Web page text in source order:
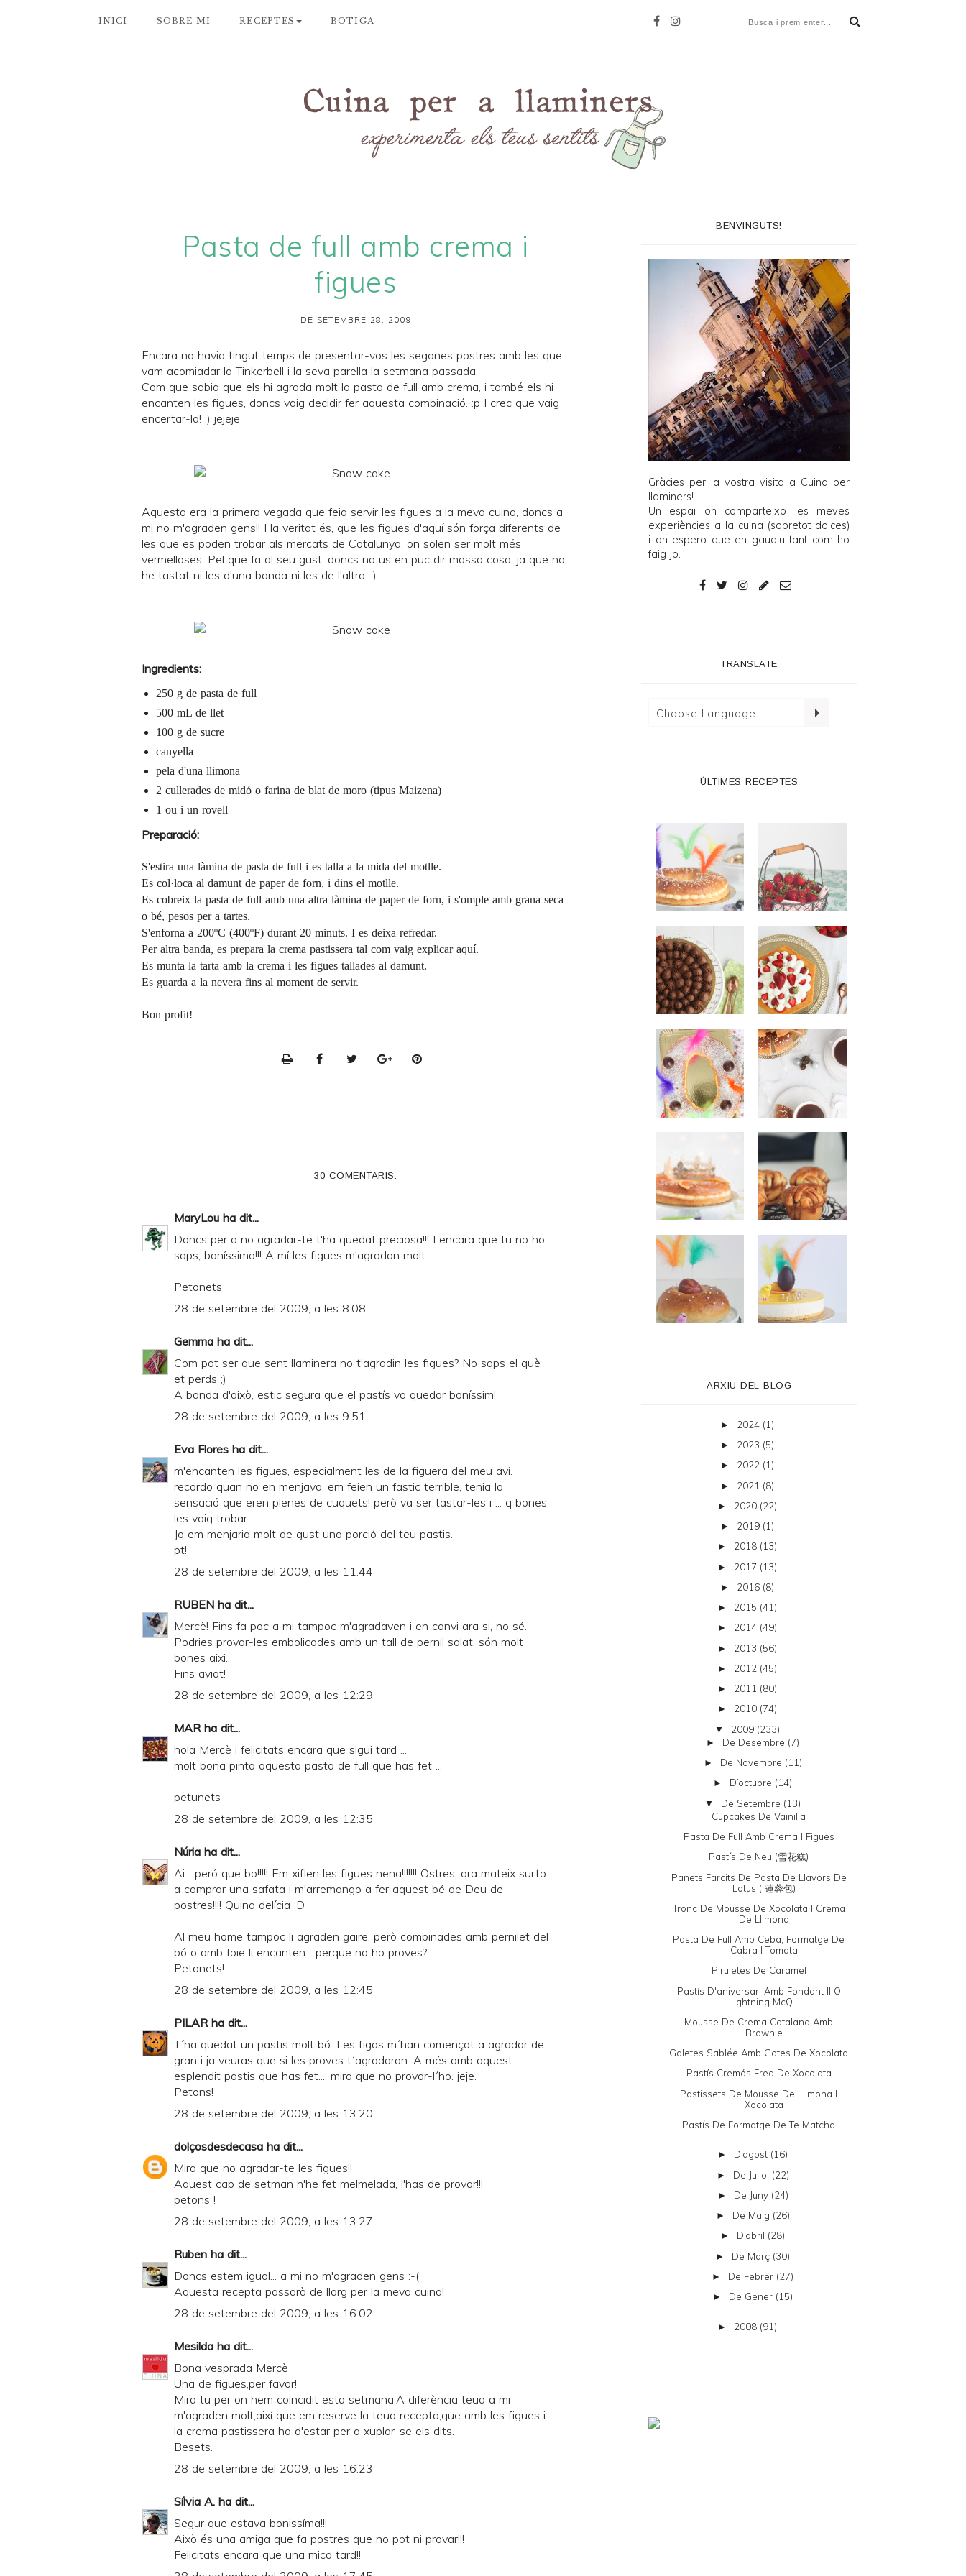
INICI SOBRE MI RECEPTES BOTIGA
Pasta de full amb crema i
figues
DE SETEMBRE 28, 2009
Encara no havia tingut temps de presentar-vos les segones postres amb les que
vam acomiadar laTinkerbell i la seva parella la setmana passada.
Com que sabia que els hi agrada molt la pasta de full amb crema, i també els hi
encanten les figues, doncs vaig decidir fer aquesta combinació. :p I crec que vaig
encertar-la! ;) jejeje
Aquesta era la primera vegada que feia servir les figues a la meva cuina, doncs a
mi no m'agraden gens!! I la veritat és, que les figues d'aquí són força diferents de
les que es poden trobar als mercats de Catalunya, on solen ser molt més
vermelloses. Pel que fa al seu gust, doncs no us en puc dir massa cosa, ja que no
he tastat ni les d'una banda ni les de l'altra. ;)
Ingredients:
250 g de pasta de full
500 mL de llet
100 g de sucre
canyella
pela d'una llimona
2 cullerades de midó o farina de blat de moro (tipus Maizena)
1 ou i un rovell
Preparació:
S'estira una làmina de pasta de full i es talla a la mida del motlle.
Es col·loca al damunt de paper de forn, i dins el motlle.
Es cobreix la pasta de full amb una altra làmina de paper de forn, i s'omple amb grana seca
o bé, pesos per a tartes.
S'enforna a 200ºC (400ºF) durant 20 minuts. I es deixa refredar.
Per altra banda, es prepara la crema pastissera tal com vaig explicar aquí.
Es munta la tarta amb la crema i les figues tallades al damunt.
Es guarda a la nevera fins al moment de servir.
Bon profit!
i
d
y
n
d
D
F
30 COMENTARIS:
MaryLou ha dit...
Doncs per a no agradar-te t'ha quedat preciosa!!! I encara que tu no ho
saps, boníssima!!! A mí les figues m'agradan molt.
Petonets
28 de setembre del 2009, a les 8:08
Gemma ha dit...
Com pot ser que sent llaminera no t'agradin les figues? No saps el què
et perds ;)
A banda d'això, estic segura que el pastís va quedar boníssim!
28 de setembre del 2009, a les 9:51
Eva Flores ha dit...
m'encanten les figues, especialment les de la figuera del meu avi.
recordo quan no en menjava, em feien un fastic terrible, tenia la
sensació que eren plenes de cuquets! però va ser tastar-les i ... q bones
les vaig trobar.
Jo em menjaria molt de gust una porció del teu pastis.
pt!
28 de setembre del 2009, a les 11:44
RUBEN ha dit...
Mercè! Fins fa poc a mi tampoc m'agradaven i en canvi ara si, no sé.
Podries provar-les embolicades amb un tall de pernil salat, són molt
bones aixi...
Fins aviat!
28 de setembre del 2009, a les 12:29
MARha dit...
hola Mercè i felicitats encara que sigui tard ...
molt bona pinta aquesta pasta de full que has fet ...
petunets
28 de setembre del 2009, a les 12:35
Núria ha dit...
Ai... peró que bo!!!!! Em xiflen les figues nena!!!!!!! Ostres, ara mateix surto
a comprar una safata i m'arremango a fer aquest bé de Deu de
postres!!!! Quina delícia :D
Al meu home tampoc li agraden gaire, però combinades amb pernilet del
bó o amb foie li encanten... perque no ho proves?
Petonets!
28 de setembre del 2009, a les 12:45
PILARha dit...
T´ha quedat un pastis molt bó. Les figas m´han començat a agradar de
gran i ja veuras que si les proves t´agradaran. A més amb aquest
esplendit pastis que has fet.... mira que no provar-l´ho. jeje.
Petons!
28 de setembre del 2009, a les 13:20
dolçosdesdecasa ha dit...
Mira que no agradar-te les figues!!
Aquest cap de setman n'he fet melmelada, l'has de provar!!!
petons !
28 de setembre del 2009, a les 13:27
Ruben ha dit...
Doncs estem igual... a mi no m'agraden gens :-(
Aquesta recepta passarà de llarg per la meva cuina!
28 de setembre del 2009, a les 16:02
Mesilda ha dit...
Bona vesprada Mercè
Una de figues,per favor!
Mira tu per on hem coincidit esta setmana.A diferència teua a mi
m'agraden molt,així que em reserve la teua recepta,que amb les figues i
la crema pastissera ha d'estar per a xuplar-se els dits.
Besets.
28 de setembre del 2009, a les 16:23
Sílvia A. ha dit...
Segur que estava bonissíma!!!
Això és una amiga que fa postres que no pot ni provar!!!
Felicitats encara que una mica tard!!
BENVINGUTS!
Gràcies per la vostra visita a Cuina per
llaminers!
Un espai on comparteixo les meves
experiències a la cuina (sobretot dolces)
i on espero que en gaudiu tant com ho
faig jo.
TRANSLATE
ÚLTIMES RECEPTES
ARXIU DEL BLOG
► 2024 (1)
► 2023 (5)
► 2022 (1)
► 2021 (8)
► 2020 (22)
► 2019 (1)
► 2018 (13)
► 2017 (13)
► 2016 (8)
► 2015 (41)
► 2014 (49)
► 2013 (56)
► 2012 (45)
► 2011 (80)
► 2010 (74)
▼ 2009 (233)
► De Desembre (7)
► De Novembre (11)
► D’octubre (14)
▼ De Setembre (13)
Cupcakes De Vainilla
Pasta De Full Amb Crema I Figues
Pastís De Neu (雪花糕)
Panets Farcits De Pasta De Llavors De
Lotus ( 蓮蓉包)
Tronc De Mousse De Xocolata I Crema
De Llimona
Pasta De Full Amb Ceba, Formatge De
Cabra I Tomata
Piruletes De Caramel
Pastís D'aniversari Amb Fondant II O
Lightning McQ...
Mousse De Crema Catalana Amb
Brownie
Galetes Sablée Amb Gotes De Xocolata
Pastís Cremós Fred De Xocolata
Pastissets De Mousse De Llimona I
Xocolata
Pastís De Formatge De Te Matcha
► D’agost (16)
► De Juliol (22)
► De Juny (24)
► De Maig (26)
► D’abril (28)
► De Març (30)
► De Febrer (27)
► De Gener (15)
► 2008 (91)